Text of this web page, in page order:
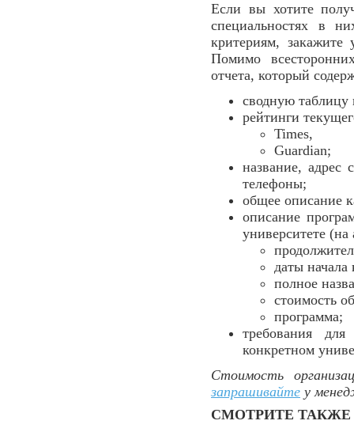
Если вы хотите
специальностях в
критериям,
Помимо
отчета, который
сводную таблицу
рейтинги
Times,
Guardian;
название, адрес
телефоны;
общее описание
описание
университете
даты начала
полное
стоимость
программа;
требования
конкретном
Стоимость
запрашивайте у
СМОТРИТЕ ТАКЖЕ